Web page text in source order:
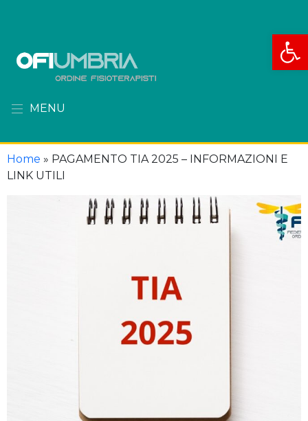
Apri
MENU
Home » PAGAMENTO TIA 2025 – INFORMAZIONI E
LINK UTILI